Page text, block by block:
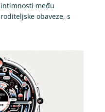
među
obaveze, s